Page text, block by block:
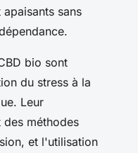
sans
bio sont
du stress à la
Leur
méthodes
et l'utilisation